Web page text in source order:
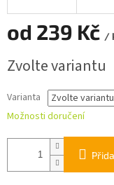
od 239 Kč /
cena:
Zvolte variantu
Varianta
Možnosti doručení